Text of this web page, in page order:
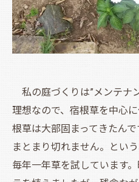
私の庭づくりは”メンテナ
理想なので、宿根草を中心
根草は大部固まってきたん
まとまり切れません。とい
毎年一年草を試しています